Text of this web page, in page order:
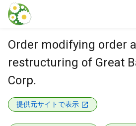
本文に飛ぶ
Order modifying order
restructuring of Great
Corp.
提供元サイトで表示